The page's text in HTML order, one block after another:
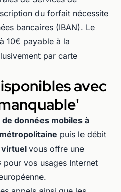
du forfait nécessite
bancaires (IBAN). Le
10€ payable à la
par carte
avec
de données mobiles à
puis le débit
vous offre une
vos usages Internet